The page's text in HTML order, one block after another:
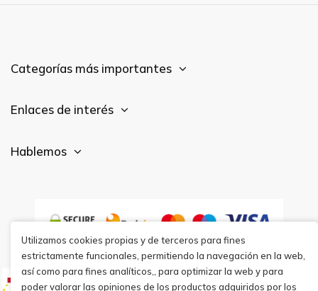
Categorías más importantes
Enlaces de interés
Hablemos
Utilizamos cookies propias y de terceros para fines
estrictamente funcionales, permitiendo la navegación en la web,
así como para fines analíticos,, para optimizar la web y para
poder valorar las opiniones de los productos adquiridos por los